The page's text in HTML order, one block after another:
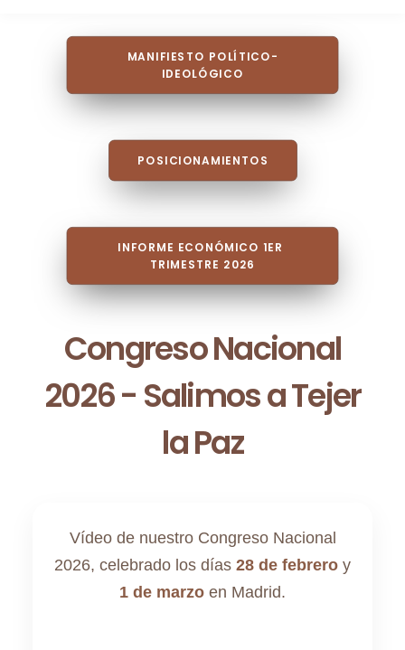
MANIFIESTO POLÍTICO-
IDEOLÓGICO
POSICIONAMIENTOS
INFORME ECONÓMICO 1ER
TRIMESTRE 2026
Congreso Nacional
2026 - Salimos a Tejer
la Paz
Vídeo de nuestro Congreso Nacional
2026, celebrado los días 28 de febrero y
1 de marzo en Madrid.